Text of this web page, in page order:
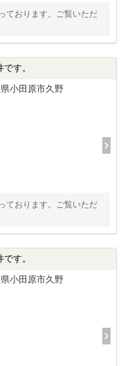
ております。ご覧いただ
す。
小田原市久野
ております。ご覧いただ
す。
小田原市久野